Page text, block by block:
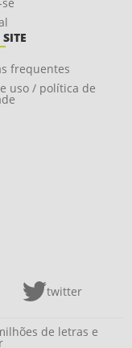
frequentes
uso / política de
twitter
de letras e